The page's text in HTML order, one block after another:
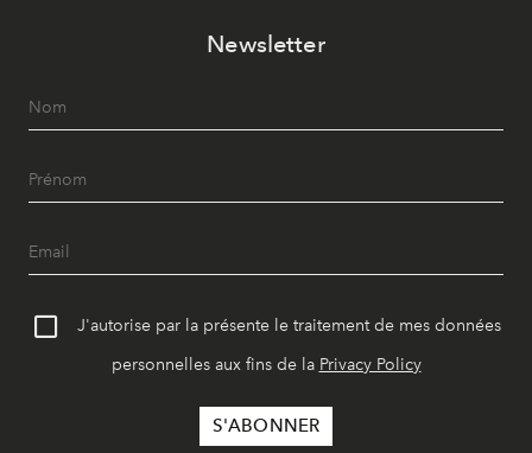
Newsletter
J'autorise par la présente le traitement de mes données
personnelles aux fins de la Privacy Policy